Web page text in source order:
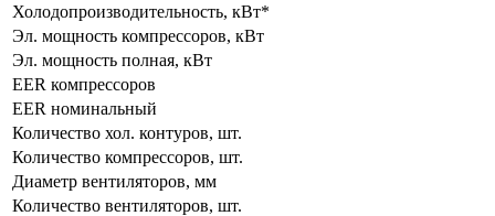
Холодопроизводительность, кВт*
Эл. мощность компрессоров, кВт
Эл. мощность полная, кВт
EER компрессоров
EER номинальный
Количество хол. контуров, шт.
Количество компрессоров, шт.
Диаметр вентиляторов, мм
Количество вентиляторов, шт.